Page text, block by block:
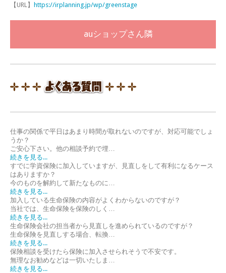
【URL】 https://irplanning.jp/wp/greenstage
auショップさん隣
仕事の関係で平日はあまり時間が取れないのですが、対応可能でしょ
うか？
ご安心下さい。他の相談予約で埋…
続きを見る...
すでに学資保険に加入していますが、見直しをして有利になるケース
はありますか？
今のものを解約して新たなものに…
続きを見る...
加入している生命保険の内容がよくわからないのですが？
当社では、生命保険を保険のしく…
続きを見る...
生命保険会社の担当者から見直しを進められているのですが？
生命保険を見直しする場合、転換…
続きを見る...
保険相談を受けたら保険に加入させられそうで不安です。
無理なお勧めなどは一切いたしま…
続きを見る...